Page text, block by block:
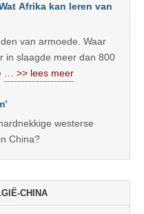
Afrika kan leren van
van armoede. Waar
in slaagde meer dan 800
… >> lees meer
westerse
China?
CHINA